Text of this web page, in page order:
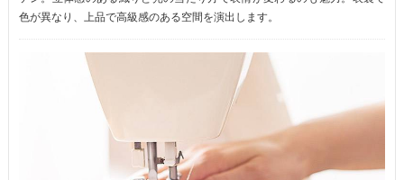
色が異なり、上品で高級感のある空間を演出します。